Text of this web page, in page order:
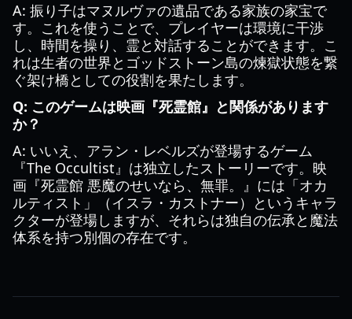
A: 振り子はマヌルヴァの遺品である家族の家宝で
す。これを使うことで、プレイヤーは環境に干渉
し、時間を操り、霊と対話することができます。こ
れは生者の世界とゴッドストーン島の煉獄状態を繋
ぐ架け橋としての役割を果たします。
Q: このゲームは映画『死霊館』と関係があります
か？
A: いいえ、アラン・レベルズが登場するゲーム
『The Occultist』は独立したストーリーです。映
画『死霊館 悪魔のせいなら、無罪。』には「オカ
ルティスト」（イスラ・カストナー）というキャラ
クターが登場しますが、それらは独自の伝承と魔法
体系を持つ別個の存在です。